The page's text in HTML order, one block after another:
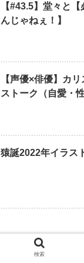
【#43.5】堂々と
んじゃねぇ！】
【声優×俳優】カ
ストーク（自愛・
猿誕2022年イラス
検索